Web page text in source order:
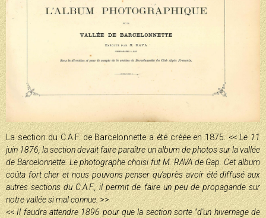
La section du C.A.F. de Barcelonnette a été créée en 1875. <<Le 11
juin 1876, la section devait faire paraître un album de photos sur la vallée
de Barcelonnette. Le photographe choisi fut M. RAVA de Gap. Cet album
coûta fort cher et nous pouvons penser qu'après avoir été diffusé aux
autres sections du C.A.F., il permit de faire un peu de propagande sur
notre vallée si mal connue.>>
<<Il faudra attendre 1896 pour que la section sorte "d'un hivernage de